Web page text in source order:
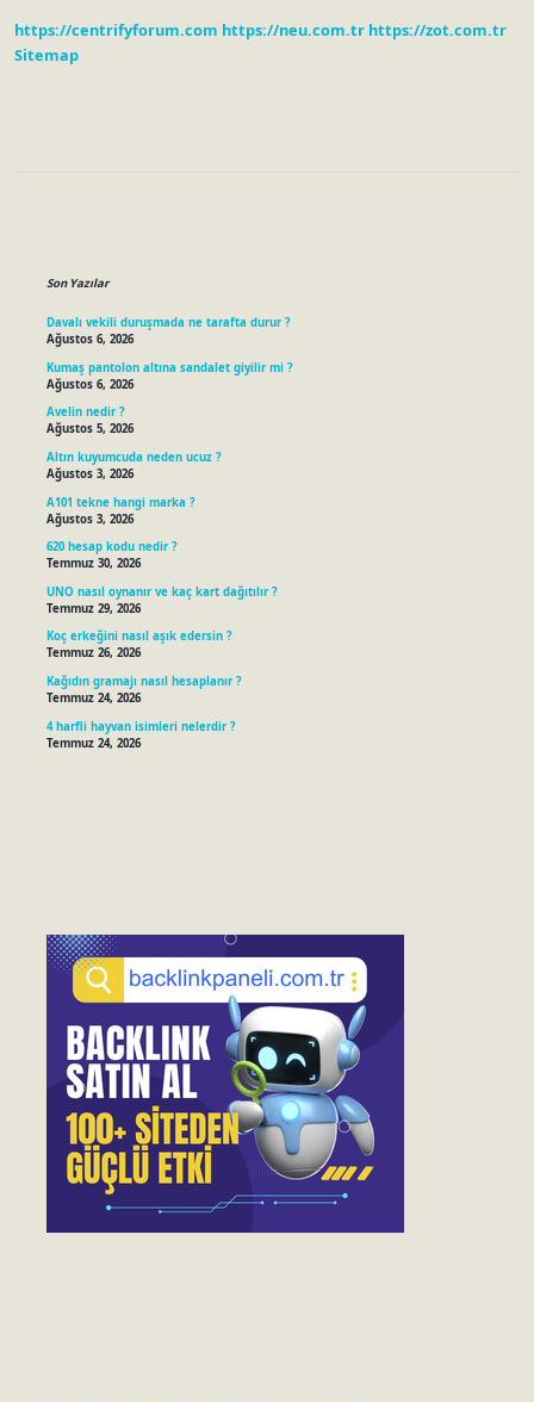
https://centrifyforum.com https://neu.com.tr https://zot.com.tr
Sitemap
Son Yazılar
Davalı vekili duruşmada ne tarafta durur ?
Ağustos 6, 2026
Kumaş pantolon altına sandalet giyilir mi ?
Ağustos 6, 2026
Avelin nedir ?
Ağustos 5, 2026
Altın kuyumcuda neden ucuz ?
Ağustos 3, 2026
A101 tekne hangi marka ?
Ağustos 3, 2026
620 hesap kodu nedir ?
Temmuz 30, 2026
UNO nasıl oynanır ve kaç kart dağıtılır ?
Temmuz 29, 2026
Koç erkeğini nasıl aşık edersin ?
Temmuz 26, 2026
Kağıdın gramajı nasıl hesaplanır ?
Temmuz 24, 2026
4 harfli hayvan isimleri nelerdir ?
Temmuz 24, 2026